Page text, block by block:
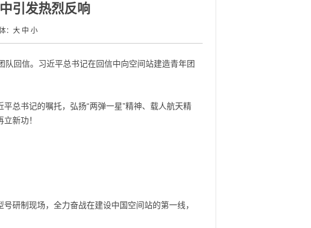
引发热烈反响
： 大 中 小
回信。习近平总书记在回信中向空间站建造青年团
总书记的嘱托，弘扬“两弹一星”精神、载人航天精
新功！
研制现场，全力奋战在建设中国空间站的第一线，